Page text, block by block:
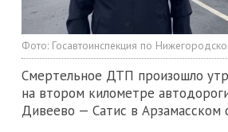
Фото: Госавтоинспекция по
Смертельное ДТП произошло
на втором километре
Дивеево — Сатис в Арзамасском